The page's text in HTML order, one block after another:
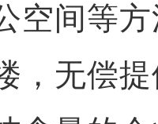
空间等
，无偿